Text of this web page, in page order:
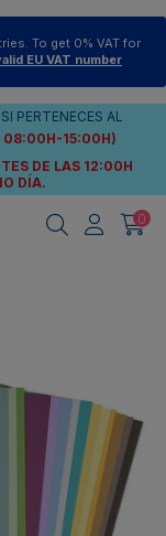
To get 0% VAT for
EU VAT number
SI PERTENECES AL
08:00H-15:00H)
DE LAS 12:00H
DÍA.
0